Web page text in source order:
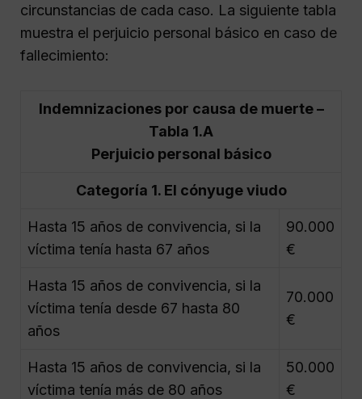
circunstancias de cada caso. La siguiente tabla
muestra el perjuicio personal básico en caso de
fallecimiento:
Indemnizaciones por causa de muerte –
Tabla 1.A
Perjuicio personal básico
Categoría 1. El cónyuge viudo
Hasta 15 años de convivencia, si la
víctima tenía hasta 67 años
90.000
€
Hasta 15 años de convivencia, si la
víctima tenía desde 67 hasta 80
años
70.000
€
Hasta 15 años de convivencia, si la
víctima tenía más de 80 años
50.000
€